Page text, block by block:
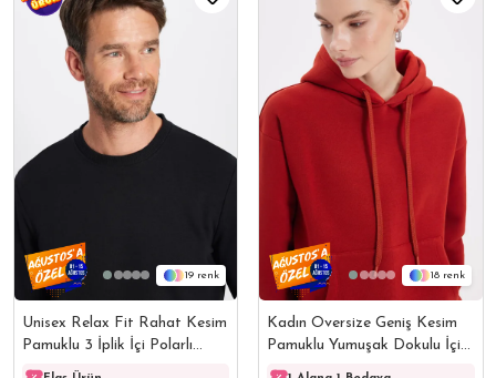
19
Unisex Relax Fit Rahat Kesim
Pamuklu 3 İplik İçi Polarlı
Basic Siyah Bisiklet Yaka
18
Kadın Oversize Geniş Kesim
Pamuklu Yumuşak Dokulu İçi
Polarlı Basic Kiremit